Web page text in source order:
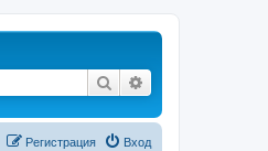
Поиск
Вход
Регистрация